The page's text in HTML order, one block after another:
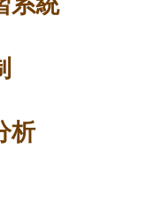
析